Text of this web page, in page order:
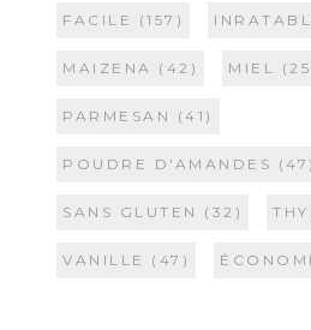
FACILE (157)
MAIZENA (42) MIEL
PARMESAN (41)
POUDRE D'AMANDES (47)
SANS GLUTEN (32)
VANILLE (47)